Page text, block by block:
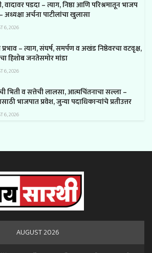
वादावर पडदा – त्याग, निष्ठा आणि परिश्रमातून भाजप
अध्यक्षा अर्चना पाटीलांचा खुलासा
6, 2026
– त्याग, संघर्ष, समर्पण व अखंड निष्ठेवरचा वटवृक्ष,
हिशोब जनतेसमोर मांडा
6, 2026
भिती व सत्तेची लालसा, आत्मचिंतनाचा सल्ला –
भाजपात प्रवेश, जुन्या पदाधिकाऱ्यांचे प्रतीउत्तर
6, 2026
AUGUST 2026